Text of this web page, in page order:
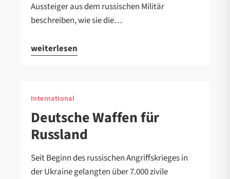
Aussteiger aus dem russischen Militär
beschreiben, wie sie die…
weiterlesen
International
Deutsche Waffen für
Russland
Seit Beginn des russischen Angriffskrieges in
der Ukraine gelangten über 7.000 zivile